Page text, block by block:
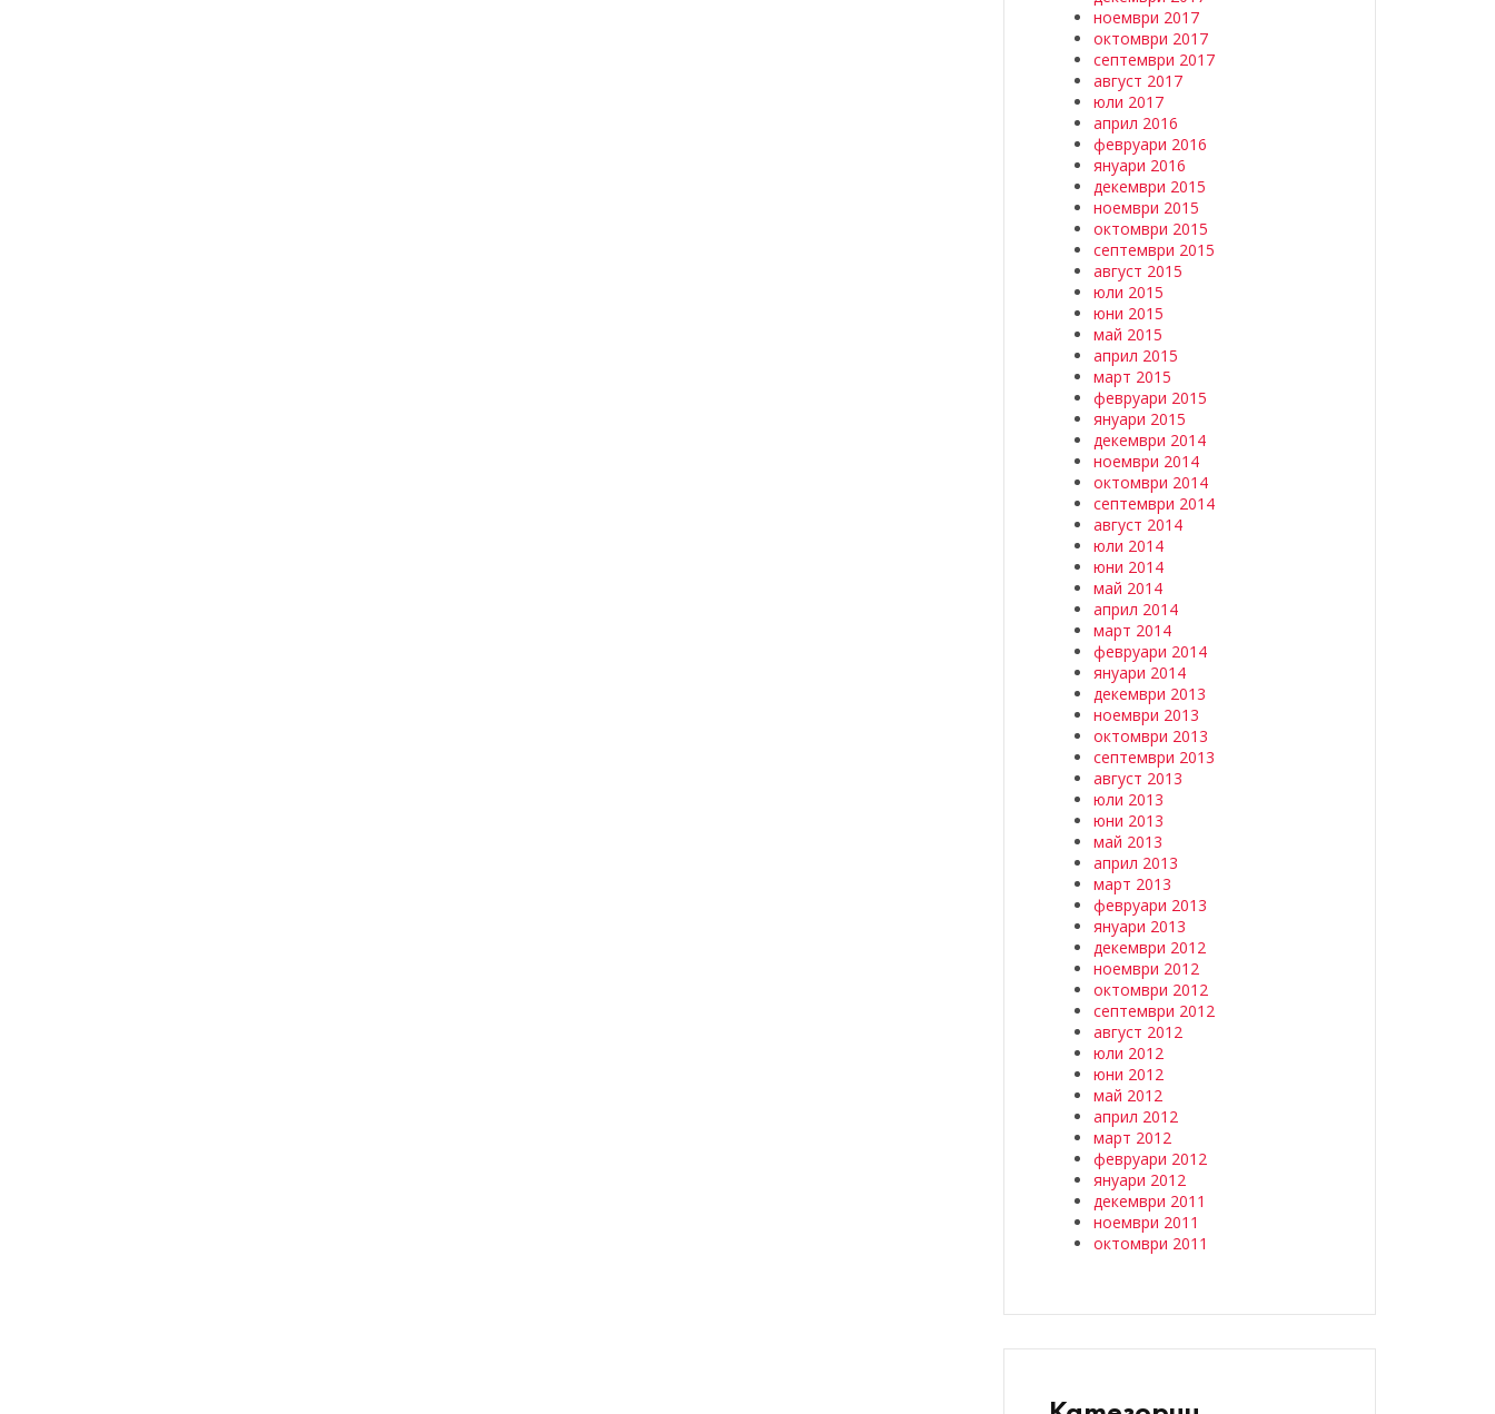
ноември 2017
октомври 2017
септември 2017
август 2017
юли 2017
април 2016
февруари 2016
януари 2016
декември 2015
ноември 2015
октомври 2015
септември 2015
август 2015
юли 2015
юни 2015
май 2015
април 2015
март 2015
февруари 2015
януари 2015
декември 2014
ноември 2014
октомври 2014
септември 2014
август 2014
юли 2014
юни 2014
май 2014
април 2014
март 2014
февруари 2014
януари 2014
декември 2013
ноември 2013
октомври 2013
септември 2013
август 2013
юли 2013
юни 2013
май 2013
април 2013
март 2013
февруари 2013
януари 2013
декември 2012
ноември 2012
октомври 2012
септември 2012
август 2012
юли 2012
юни 2012
май 2012
април 2012
март 2012
февруари 2012
януари 2012
декември 2011
ноември 2011
октомври 2011